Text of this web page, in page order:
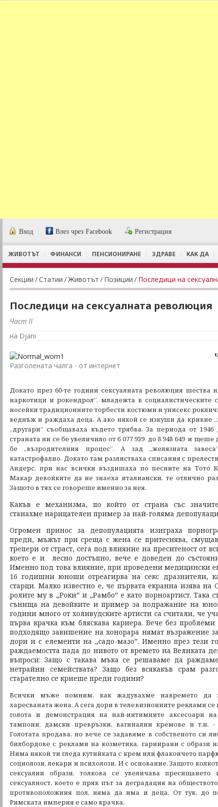
Вход Влез чрез Facebook Регистрация
ЖИВОТЪТ ФИНАНСИ ПЕНСИОНИРАНЕ ЗДРАВЕ КАК ДА
Секции /Статии /Животът / Позиции / Последици на
Последици на сексуалната революция
Част ІІ
на Djani
Разголената чалга - от интернет
Докато през 60-те години сексуалната революция шества
наркотици и рокендрол”, младежта в социалистическите
носейки традиционните торбести костюми и унисекс
веднъж и раждаха деца. А ако някой се изкуши да кривне
„другари” съобщаваха където трябва. За периода от 1946
страната ни се бе увеличило от 6 077 939 до 8 948 649 и
бе „възродителния процес”. А зад „желязната
катастрофално. Докато там разлистваха списания с
Андерс, при нас всички въздишаха по песните на Тото
Макар девойките да не знаеха италиански, те отлично
Защото в тях се говореше именно за нея.
Какъв е механизма, по който от страна със
станахме нарицателен пример за най-голяма
Огромен принос за депопулацията изиграха
преди, мъжът при среща с жена се притеснява,
трепери от страст, сега под влияние на преситеност от
което е и лесно достъпно, вече е доведен до
Именно под това влияние, при проведени медицински
16 годишни юноши отреагирва на секс дразнители,
старци. Малко известно е, че първата екранна изява на
ролите му в „Роки” и „Рамбо” е като порноартист. Така
сънища на девойките и пример за подражание на
години много от холивудските артисти са считали, че
първа крачка към бляскава кариера. Вече без проблеми
подходящо завишение на хонорара нямат възражение
дори и с елементи на „садо-мазо”. Именно през тези
раждаемостта пада до нивото от времето на Великата
въпроси: Защо с такава мъка се решаваме да
нетрайни семействата? Защо без всякакъв срам
старателно се криеше преди години?
Всички мъже помним, как жадувахме навремето да
харесваната жена. А сега дори в телевизионните реклами
голота и демонстрация на най-интимните аксесоари
тампони, дамски превръзки, вагинални кремове и т.н.
Голотата продава, но вече се задавяме в собственото си
билбордове с реклами на козметика, гарнирани с образи
Нима някой ти гледа кутийката с крем или флакончето
социолози, лекари и психолози. И с основание. Защото
сексуални образи, толкова се увеличава
сексуалност, което е пряк път за деградация на
противоположния пол, няма да има и деца. От тук, до
Римската империя е само крачка.